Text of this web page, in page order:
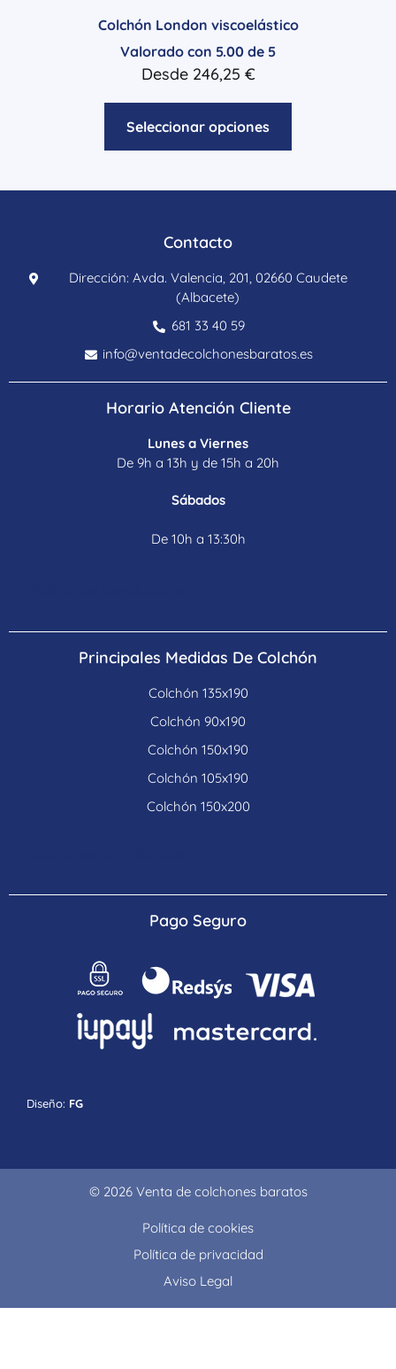
Colchón London viscoelástico
Valorado con 5.00 de 5
Desde 246,25 €
Seleccionar opciones
Contacto
Dirección: Avda. Valencia, 201, 02660 Caudete
(Albacete)
681 33 40 59
info@ventadecolchonesbaratos.es
Horario Atención Cliente
Lunes a Viernes
De 9h a 13h y de 15h a 20h
Sábados
De 10h a 13:30h
Principales Medidas De Colchón
Colchón 135x190
Colchón 90x190
Colchón 150x190
Colchón 105x190
Colchón 150x200
Pago Seguro
Diseño: FG
© 2026 Venta de colchones baratos
Política de cookies
Política de privacidad
Aviso Legal